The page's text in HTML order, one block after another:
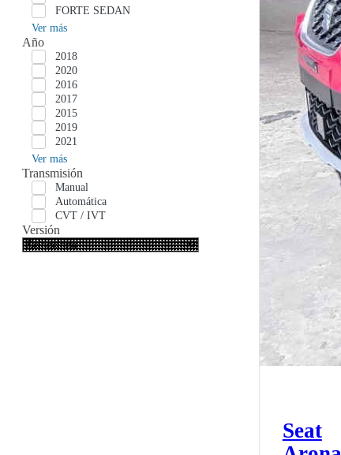
FORTE SEDAN
Ver más
Año
2018
2020
2016
2017
2015
2019
2021
Ver más
Transmisión
Manual
Automática
CVT / IVT
Versión
Seat